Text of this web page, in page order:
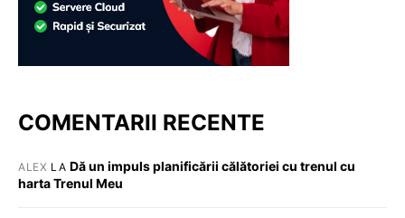
COMENTARII RECENTE
ALEX LA Dă un impuls planificării călătoriei cu trenul cu
harta Trenul Meu